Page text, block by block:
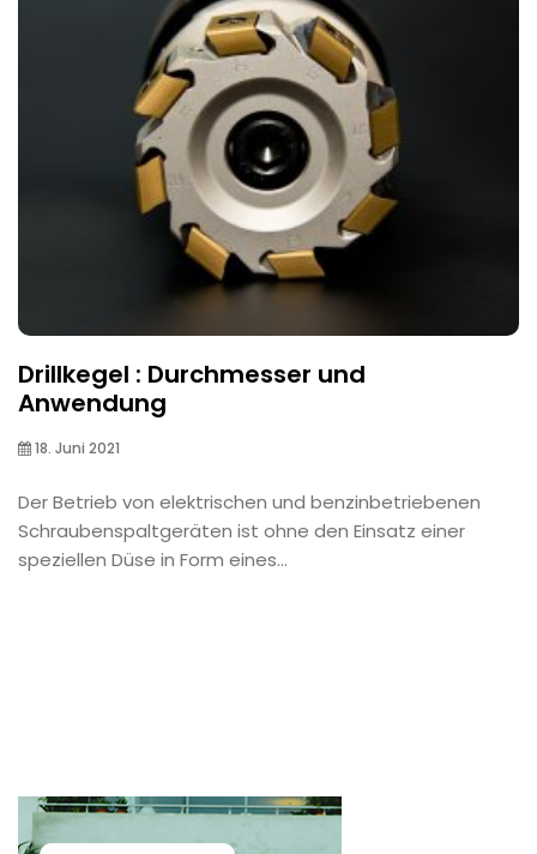
Drillkegel : Durchmesser und
Anwendung
18. Juni 2021
Der Betrieb von elektrischen und benzinbetriebenen
Schraubenspaltgeräten ist ohne den Einsatz einer
speziellen Düse in Form eines...